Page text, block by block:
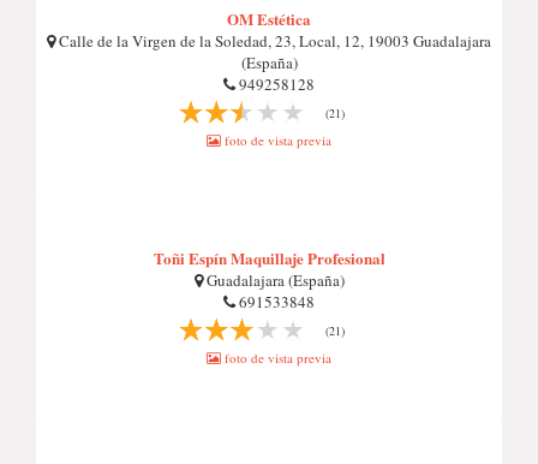
OM Estética
Calle de la Virgen de la Soledad, 23, Local, 12, 19003 Guadalajara
(España)
949258128
(21)
foto de vista previa
Toñi Espín Maquillaje Profesional
Guadalajara (España)
691533848
(21)
foto de vista previa